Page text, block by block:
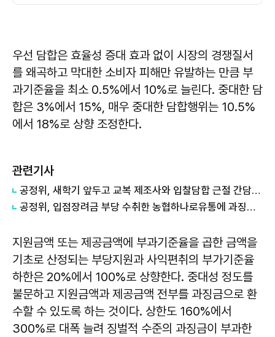
우선 담합은 효율성 증대 효과 없이 시장의 경쟁질서
를 왜곡하고 막대한 소비자 피해만 유발하는 만큼 부
과기준율을 최소 0.5%에서 10%로 늘린다. 중대한 담
합은 3%에서 15%, 매우 중대한 담합행위는 10.5%
에서 18%로 상향 조정한다.
관련기사
공정위, 새학기 앞두고 교복 제조사와 입찰담합 근절 간담회 진행
공정위, 입점장려금 부당 수취한 농협하나로유통에 과징금 4.6억원 부과
지원금액 또는 제공금액에 부과기준율을 곱한 금액을
기초로 산정되는 부당지원과 사익편취의 부가기준율
하한은 20%에서 100%로 상향한다. 중대성 정도를
불문하고 지원금액과 제공금액 전부를 과징금으로 환
수할 수 있도록 하는 것이다. 상한도 160%에서
300%로 대폭 늘려 징벌적 수준의 과징금이 부과한